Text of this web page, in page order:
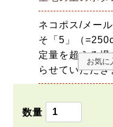
ネコポス/メー
そ「5」（
定量を超える
らせていただき
お気に